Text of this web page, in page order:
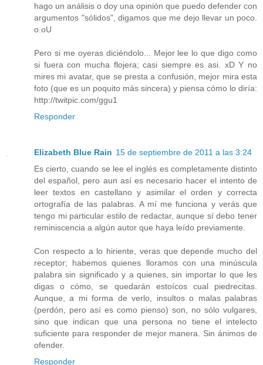
hago un análisis o doy una opinión que puedo defender con
argumentos "sólidos", digamos que me dejo llevar un poco.
o.oU
Pero si me oyeras diciéndolo... Mejor lee lo que digo como
si fuera con mucha flojera; casi siempre es asi. xD Y no
mires mi avatar, que se presta a confusión, mejor mira esta
foto (que es un poquito más sincera) y piensa cómo lo diría:
http://twitpic.com/ggu1
Responder
Elizabeth Blue Rain 15 de septiembre de 2011 a las 3:24
Es cierto, cuando se lee el inglés es completamente distinto
del español, pero aun así es necesario hacer el intento de
leer textos en castellano y asimilar el orden y correcta
ortografía de las palabras. A mí me funciona y verás que
tengo mi particular estilo de redactar, aunque sí debo tener
reminiscencia a algún autor que haya leído previamente.
Con respecto a lo hiriente, veras que depende mucho del
receptor; habemos quienes lloramos con una minúscula
palabra sin significado y a quienes, sin importar lo que les
digas o cómo, se quedarán estoícos cual piedrecitas.
Aunque, a mi forma de verlo, insultos o malas palabras
(perdón, pero así es como pienso) son, no sólo vulgares,
sino que indican que una persona no tiene el intelecto
suficiente para responder de mejor manera. Sin ánimos de
ofender.
Responder